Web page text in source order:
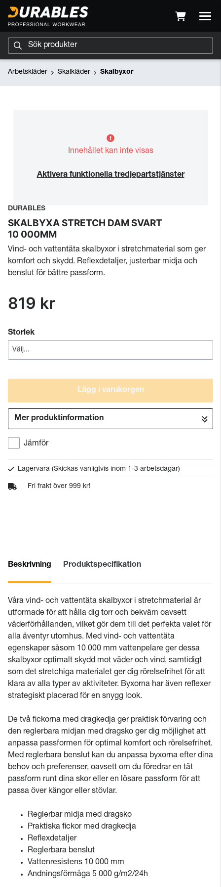
Arbetskläder Skalkläder Skalbyxor
Innehållet kan inte visas
Aktivera funktionella tredjepartstjänster
DURABLES
SKALBYXA STRETCH DAM SVART
10 000MM
Vind- och vattentäta skalbyxor i stretchmaterial som ger
komfort och skydd. Reflexdetaljer, justerbar midja och
benslut för bättre passform.
819 kr
Storlek
Lägg i varukorgen
Gå till kassan
Mer produktinformation
Jämför
Lagervara (Skickas vanligtvis inom 1-3 arbetsdagar)
Fri frakt över 999 kr!
Beskrivning Produktspecifikation
Våra vind- och vattentäta skalbyxor i stretchmaterial är
utformade för att hålla dig torr och bekväm oavsett
väderförhållanden, vilket gör dem till det perfekta valet för
alla äventyr utomhus. Med vind- och vattentäta
egenskaper såsom 10 000 mm vattenpelare ger dessa
skalbyxor optimalt skydd mot väder och vind, samtidigt
som det stretchiga materialet ger dig rörelsefrihet för att
klara av alla typer av aktiviteter. Byxorna har även reflexer
strategiskt placerad för en snygg look.
De två fickorna med dragkedja ger praktisk förvaring och
den reglerbara midjan med dragsko ger dig möjlighet att
anpassa passformen för optimal komfort och rörelsefrihet.
Med reglerbara benslut kan du anpassa byxorna efter dina
behov och preferenser, oavsett om du föredrar en tät
passform runt dina skor eller en lösare passform för att
passa över kängor eller stövlar.
Reglerbar midja med dragsko
Praktiska fickor med dragkedja
Reflexdetaljer
Reglerbara benslut
Vattenresistens 10 000 mm
Andningsförmåga 5 000 g/m2/24h